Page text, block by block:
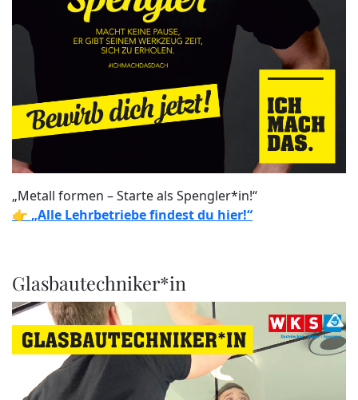
„Metall formen – Starte als Spengler*in!“
👉 „Alle Lehrbetriebe findest du hier!“
Glasbautechniker*in